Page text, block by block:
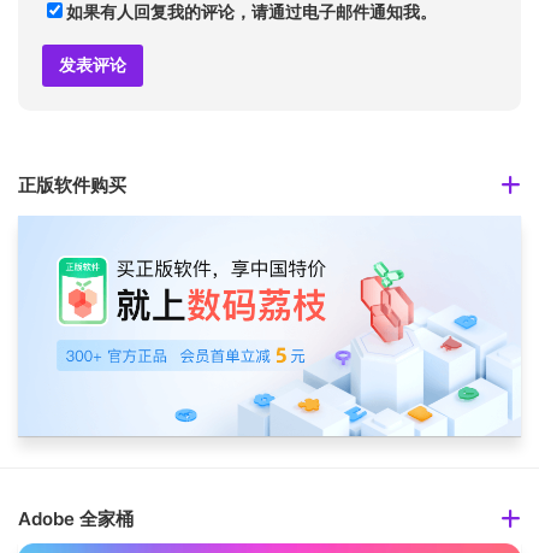
如果有人回复我的评论，请通过电子邮件通知我。
正版软件购买
Adobe 全家桶